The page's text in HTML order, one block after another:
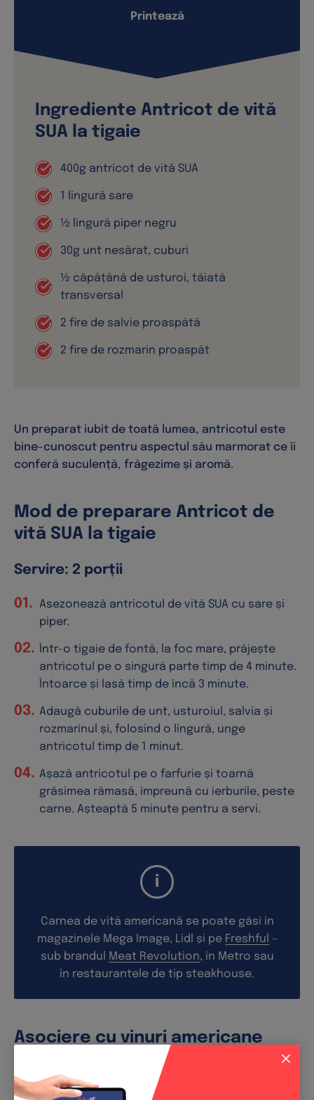
Printează
Un preparat iubit de toată lumea, antricotul este
bine-cunoscut pentru aspectul său marmorat ce îi
conferă suculență, frăgezime și aromă.
Mod de preparare Antricot de
vită SUA la tigaie
Servire: 2 porții
Asezonează antricotul de vită SUA cu sare și
piper.
Într-o tigaie de fontă, la foc mare, prăjește
antricotul pe o singură parte timp de 4 minute.
Întoarce și lasă timp de încă 3 minute.
Adaugă cuburile de unt, usturoiul, salvia și
rozmarinul și, folosind o lingură, unge
antricotul timp de 1 minut.
Așază antricotul pe o farfurie și toarnă
grăsimea rămasă, împreună cu ierburile, peste
carne. Așteaptă 5 minute pentru a servi.
Carnea de vită americană se poate găsi în
magazinele Mega Image, Lidl și pe Freshful –
sub brandul
Meat Revolution, în Metro sau
în restaurantele de tip steakhouse.
Asociere cu vinuri americane
Un preparat pur american, simplu, dar care
impresionează prin intensitatea aromelor are